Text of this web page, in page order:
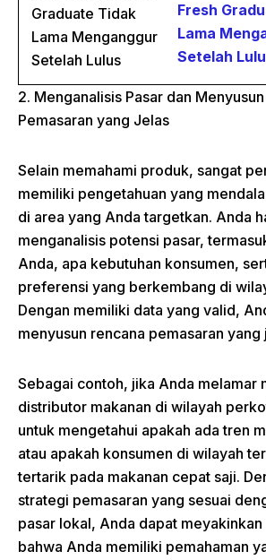
Fresh
Lama
Setelah
2. Menganalisis Pasar dan
Pemasaran yang Jelas
Selain memahami produk, sangat
memiliki pengetahuan yang
di area yang Anda targetkan. Anda
menganalisis potensi pasar,
Anda, apa kebutuhan konsumen,
preferensi yang berkembang di
Dengan memiliki data yang valid,
menyusun rencana pemasaran
Sebagai contoh, jika Anda melamar
distributor makanan di wilayah
untuk mengetahui apakah ada tren
atau apakah konsumen di wilayah
tertarik pada makanan cepat saji.
strategi pemasaran yang sesuai
pasar lokal, Anda dapat meyakinkan
bahwa Anda memiliki pemahaman